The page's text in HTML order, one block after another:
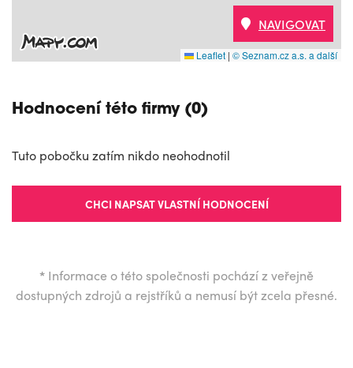
Leaflet | © Seznam.cz a.s. a další
NAVIGOVAT
Hodnocení této firmy (0)
Tuto pobočku zatím nikdo neohodnotil
CHCI NAPSAT VLASTNÍ HODNOCENÍ
* Informace o této společnosti pochází z veřejně
dostupných zdrojů a rejstříků a nemusí být zcela přesné.